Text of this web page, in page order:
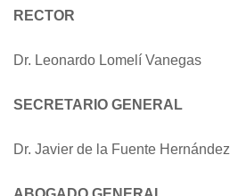
RECTOR
Dr. Leonardo Lomelí Vanegas
SECRETARIO GENERAL
Dr. Javier de la Fuente Hernández